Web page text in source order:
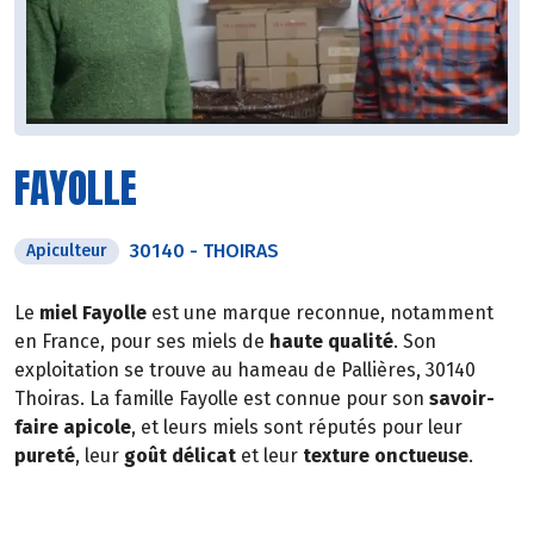
FAYOLLE
Apiculteur 30140 - THOIRAS
Le miel Fayolle est une marque reconnue, notamment
en France, pour ses miels de haute qualité. Son
exploitation se trouve au hameau de Pallières, 30140
Thoiras. La famille Fayolle est connue pour son savoir-
faire apicole, et leurs miels sont réputés pour leur
pureté, leur goût délicat et leur texture onctueuse.